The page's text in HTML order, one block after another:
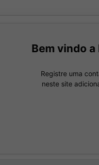
Registre uma
neste site